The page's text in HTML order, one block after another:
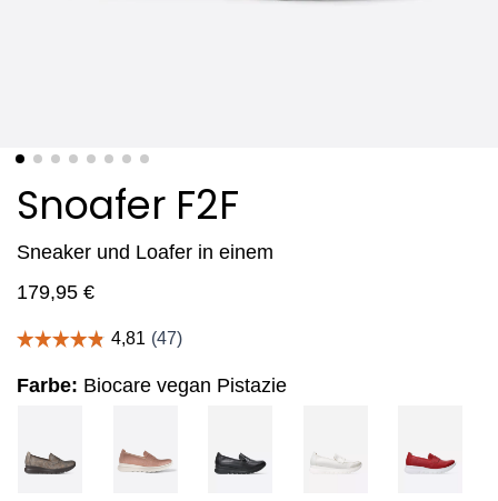
Snoafer F2F
Sneaker und Loafer in einem
179,95 €
Farbe: Biocare vegan Pistazie